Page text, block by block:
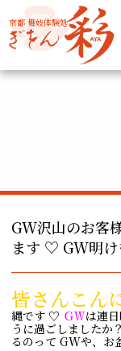
京都 舞妓体験処
GW沢山のお客
ます ♡ GW明
皆さんこん
縄です ♡ ＧＷは連
うに過ごしました
るのって GWや、お